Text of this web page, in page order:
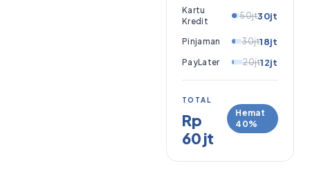
Kartu
Kredit
50jt30jt
Pinjaman 30jt18jt
PayLater 20jt12jt
TOTAL
Rp
60 jt
Hemat
40%